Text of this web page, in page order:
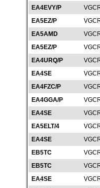
EA4EVY/P
EA5EZ/P
EA5AMD
EA5EZ/P
EA4URQ/P
EA4SE
EA4FZC/P
EA4GGA/P
EA4SE
EA5ELT/4
EA4SE
EB5TC
EB5TC
EA4SE